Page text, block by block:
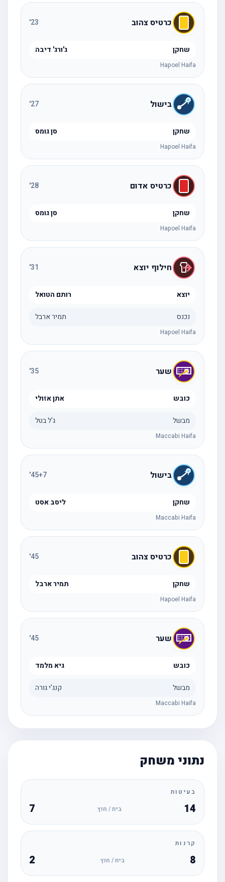
כרטיס צהוב 23
'
שחקן ג'ורג' דיבה
Hapoel Haifa
בישול 27
'
שחקן סן גומס
Hapoel Haifa
כרטיס אדום 28
'
שחקן סן גומס
Hapoel Haifa
חילוף יוצא 31
'
יוצא רותם הטואל
נכנס תמיר ארבל
Hapoel Haifa
שער 35
'
כובש אתן אזולי
מבשל ג'ל בטל
Maccabi Haifa
בישול 45+7
'
שחקן ליסב אסט
Maccabi Haifa
כרטיס צהוב 45
'
שחקן תמיר ארבל
Hapoel Haifa
שער 45
'
כובש גיא מלמד
מבשל קנג'י גורה
Maccabi Haifa
נתוני משחק
בעיטות
14 בית / חוץ
קרנות
בית / חוץ